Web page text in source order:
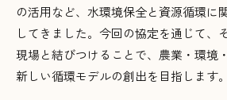
の活用など、水環境保全と資源循環に
してきました。今回の協定を通じて、
現場と結びつけることで、農業・環境
新しい循環モデルの創出を目指します。